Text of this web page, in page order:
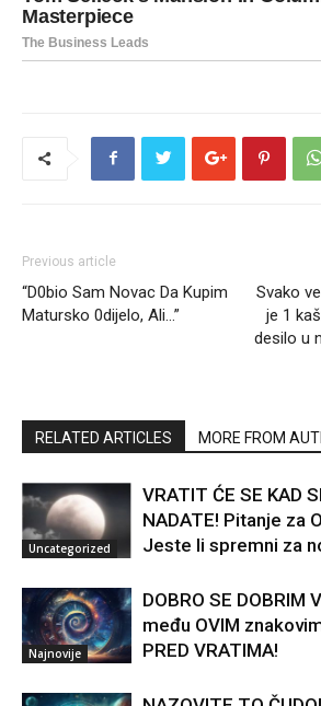
Previous article
“D0bio Sam Novac Da Kupim
Matursko 0dijelo, Ali…”
Svako
je 1
desilo u
RELATED ARTICLES MORE FROM
Uncategorized
VRATIT ĆE SE KAD
NADATE! Pitanje za
Jeste li spremni za
Najnovije
DOBRO SE DOBRIM
među OVIM
PRED VRATIMA!